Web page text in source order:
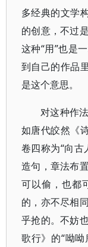
多经典的文学
的创意，不过
这种“用”也是
到自己的作品
是这个意思。
对这种作
如唐代皎然《
卷四称为“向古
造句，章法布
可以偷，也都
的，亦不尽相
乎抢的。不妨
歌行》的“呦